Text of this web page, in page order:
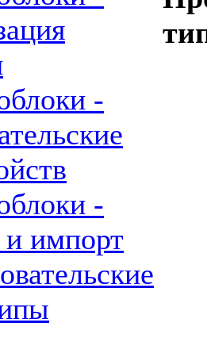
-
-
и импорт